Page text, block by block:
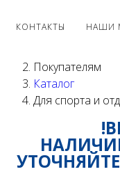
КОНТАКТЫ НАШИ
Покупателям
Каталог
Для спорта и
УТОЧНЯЙТЕ